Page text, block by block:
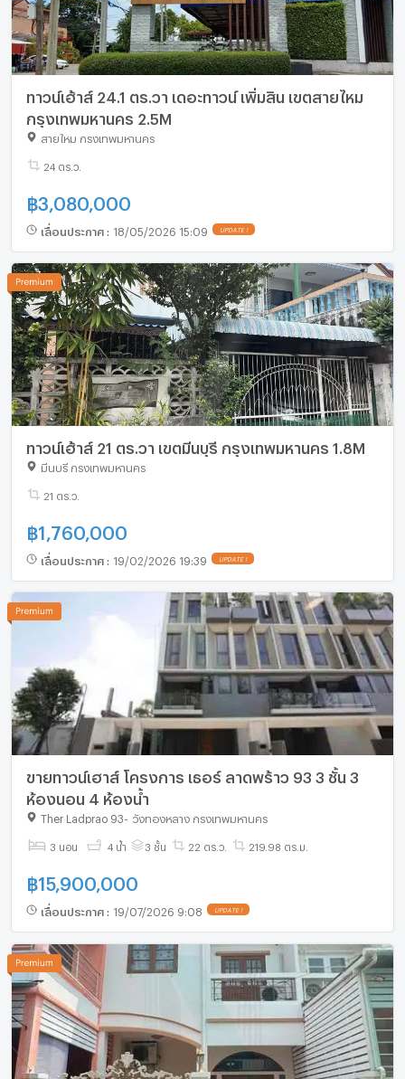
ทาวน์เฮ้าส์ 24.1 ตร.วา เดอะทาวน์ เพิ่มสิน เขตสายไหม
กรุงเทพมหานคร 2.5M
สายไหม กรุงเทพมหานคร
24 ตร.ว.
฿3,080,000
เลื่อนประกาศ : 18/05/2026 15:09 UPDATE !
ทาวน์เฮ้าส์ 21 ตร.วา เขตมีนบุรี กรุงเทพมหานคร 1.8M
มีนบุรี กรุงเทพมหานคร
21 ตร.ว.
฿1,760,000
เลื่อนประกาศ : 19/02/2026 19:39 UPDATE !
ขายทาวน์เฮาส์ โครงการ เธอร์ ลาดพร้าว 93 3 ชั้น 3
ห้องนอน 4 ห้องน้ำ
Ther Ladprao 93 วังทองหลาง กรุงเทพมหานคร
3 นอน 4 น้ำ 3 ชั้น 22 ตร.ว. 219.98 ตร.ม.
฿15,900,000
เลื่อนประกาศ : 19/07/2026 9:08 UPDATE !